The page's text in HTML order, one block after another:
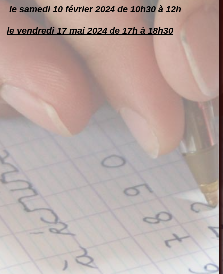
le samedi 10 février 2024 de 10h30 à 12h
le vendredi 17 mai 2024 de 17h à 18h30